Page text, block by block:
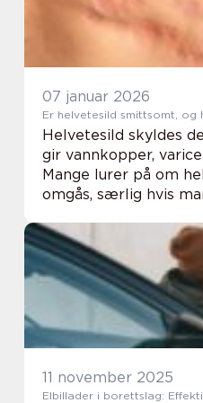
07 januar 2026
Er helvetesild smittsomt, og
Helvetesild skyldes
gir vannkopper,
Mange lurer på om
omgås, særlig hvis
Spørsmålet
dukker ofte opp nå...
11 november 2025
Elbillader i borettslag: